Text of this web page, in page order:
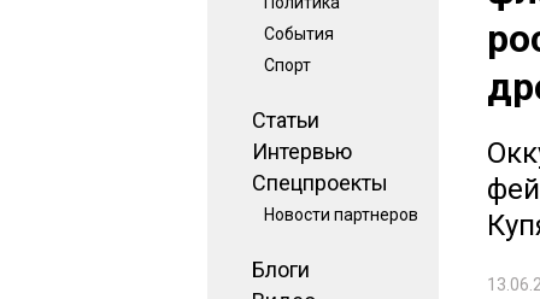
События
Спорт
Статьи
Интервью
Спецпроекты
Новости партнеров
Блоги